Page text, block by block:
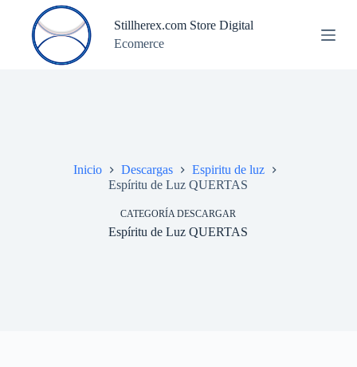
Stillherex.com Store Digital
Ecomerce
Inicio Descargas
Espiritu de luz
Espíritu de Luz QUERTAS
CATEGORÍA DESCARGAR
Espíritu de Luz QUERTAS